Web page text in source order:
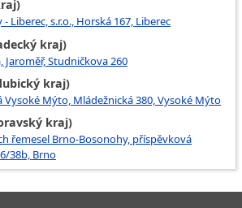
Liberec, s.r.o., Horská 167, Liberec
kraj)
Studničkova 260
kraj)
Mýto, Mládežnická 380, Vysoké Mýto
kraj)
řemesel Brno-Bosonohy, příspěvková
38b, Brno